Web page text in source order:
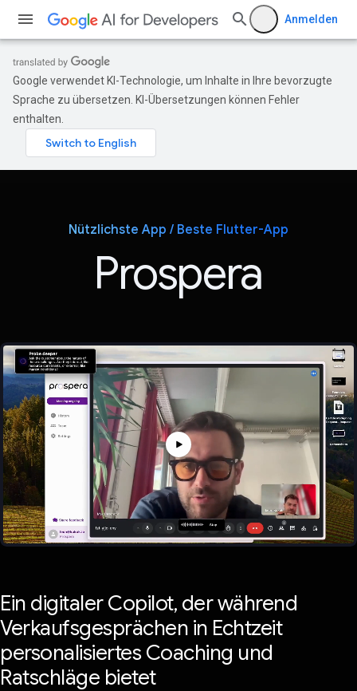
Anmelden
Google verwendet KI-Technologie, um Inhalte in Ihre bevorzugte
Sprache zu übersetzen. KI-Übersetzungen können Fehler
enthalten.
Nützlichste App / Beste Flutter-App
Prospera
Ein digitaler Copilot, der während
Verkaufsgesprächen in Echtzeit
personalisiertes Coaching und
Ratschläge bietet